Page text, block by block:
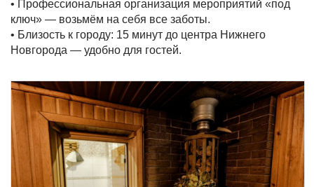
• Профессиональная организация мероприятий «под
ключ» — возьмём на себя все заботы.
• Близость к городу: 15 минут до центра Нижнего
Новгорода — удобно для гостей.